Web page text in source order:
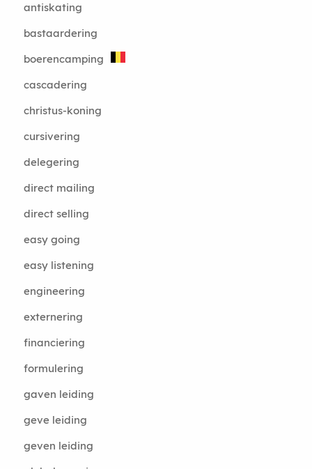
antiskating
bastaardering
boerencamping
cascadering
christus-koning
cursivering
delegering
direct mailing
direct selling
easy going
easy listening
engineering
externering
financiering
formulering
gaven leiding
geve leiding
geven leiding